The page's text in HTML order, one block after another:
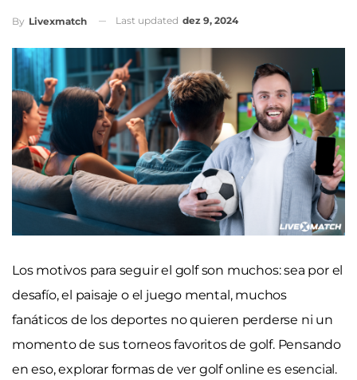
By Livexmatch Last updated dez 9, 2024
Los motivos para seguir el golf son muchos: sea por el
desafío, el paisaje o el juego mental, muchos
fanáticos de los deportes no quieren perderse ni un
momento de sus torneos favoritos de golf. Pensando
en eso, explorar formas de ver golf online es esencial.